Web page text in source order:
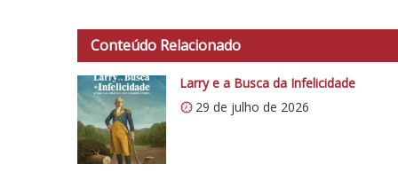
p
:
/
/
i
Conteúdo Relacionado
Larry e a Busca da Infelicidade
29 de julho de 2026